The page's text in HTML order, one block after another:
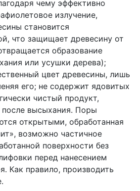
чему эффективно
излучение,
становится
что защищает древесину от
образование
или усушки дерева);
цвет древесины, лишь
его; не содержит ядовитых
чистый продукт,
после высыхания. Поры
открытыми, обработанная
возможно частичное
поверхности без
перед нанесением
Как правило, производить